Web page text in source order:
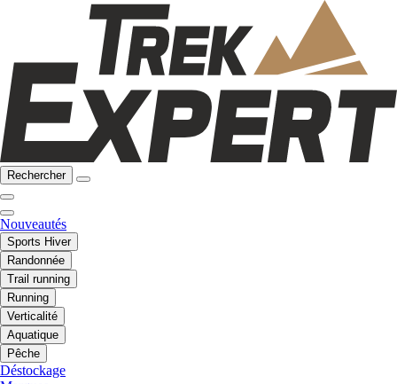
Rechercher
Nouveautés
Sports Hiver
Randonnée
Trail running
Running
Verticalité
Aquatique
Pêche
Déstockage